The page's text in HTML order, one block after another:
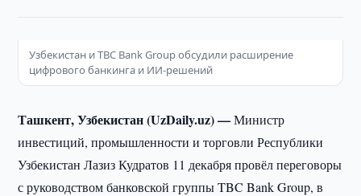
Узбекистан и TBC Bank Group обсудили расширение
цифрового банкинга и ИИ-решений
Ташкент, Узбекистан (UzDaily.uz) —Министр
инвестиций, промышленности и торговли Республики
Узбекистан Лазиз Кудратов 11 декабря провёл переговоры
с руководством банковской группы TBC Bank Group, в